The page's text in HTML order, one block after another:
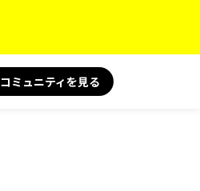
コミュニティを見る